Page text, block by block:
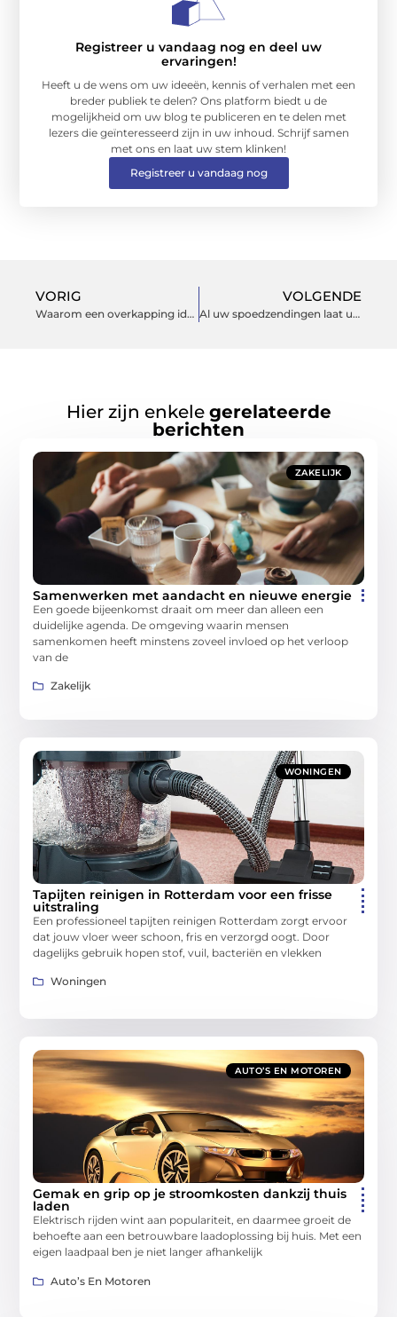
Registreer u vandaag nog en deel uw
ervaringen!
Heeft u de wens om uw ideeën, kennis of verhalen met een
breder publiek te delen? Ons platform biedt u de
mogelijkheid om uw blog te publiceren en te delen met
lezers die geïnteresseerd zijn in uw inhoud. Schrijf samen
met ons en laat uw stem klinken!
Registreer u vandaag nog
VORIG
Waarom een overkapping ideaal is voor in de tuin!
VOLGENDE
Al uw spoedzendingen laat u over aan deze spoedkoerier
Hier zijn enkele gerelateerde
berichten
ZAKELIJK
Samenwerken met aandacht en nieuwe energie
Een goede bijeenkomst draait om meer dan alleen een
duidelijke agenda. De omgeving waarin mensen
samenkomen heeft minstens zoveel invloed op het verloop
van de
Zakelijk
WONINGEN
Tapijten reinigen in Rotterdam voor een frisse
uitstraling
Een professioneel tapijten reinigen Rotterdam zorgt ervoor
dat jouw vloer weer schoon, fris en verzorgd oogt. Door
dagelijks gebruik hopen stof, vuil, bacteriën en vlekken
Woningen
AUTO’S EN MOTOREN
Gemak en grip op je stroomkosten dankzij thuis
laden
Elektrisch rijden wint aan populariteit, en daarmee groeit de
behoefte aan een betrouwbare laadoplossing bij huis. Met een
eigen laadpaal ben je niet langer afhankelijk
Auto’s En Motoren